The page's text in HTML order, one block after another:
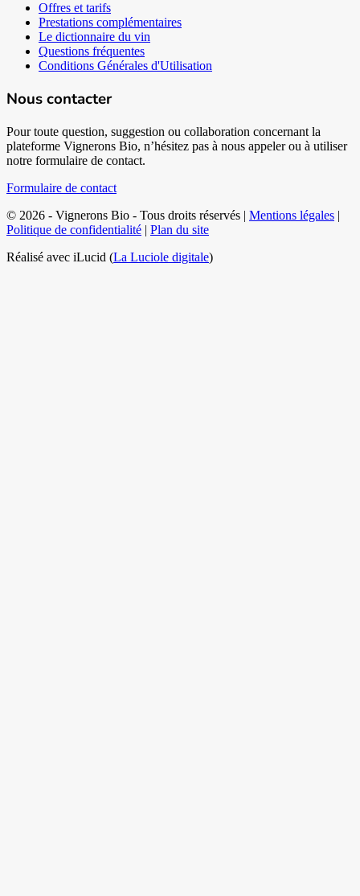
Offres et tarifs
Prestations complémentaires
Le dictionnaire du vin
Questions fréquentes
Conditions Générales d'Utilisation
Nous contacter
Pour toute question, suggestion ou collaboration concernant la
plateforme Vignerons Bio, n’hésitez pas à nous appeler ou à utiliser
notre formulaire de contact.
Formulaire de contact
© 2026 - Vignerons Bio - Tous droits réservés | Mentions légales |
Politique de confidentialité | Plan du site
Réalisé avec iLucid (La Luciole digitale)